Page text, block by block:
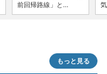
前回帰路線」と...
もっと見る